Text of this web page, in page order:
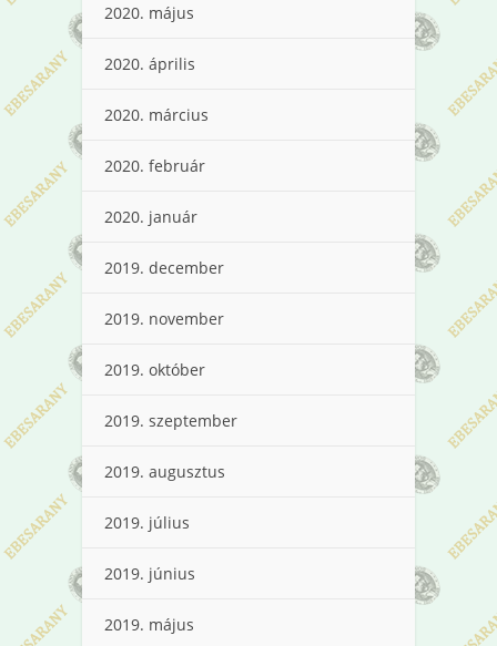
2020. május
2020. április
2020. március
2020. február
2020. január
2019. december
2019. november
2019. október
2019. szeptember
2019. augusztus
2019. július
2019. június
2019. május